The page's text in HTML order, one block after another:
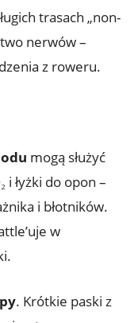
trasach „non-
nerwów –
z roweru.
mogą służyć
i łyżki do opon –
i błotników.
w
. Krótkie paski z